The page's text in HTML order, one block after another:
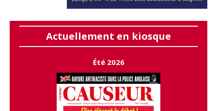
Actuellement en kiosque
Été 2026